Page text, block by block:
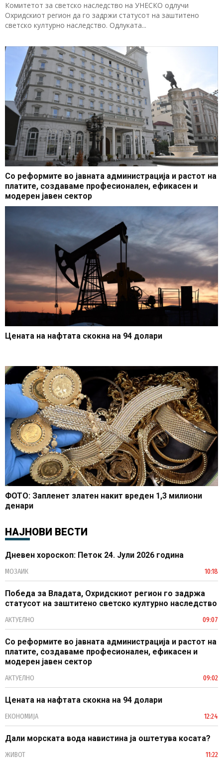
Комитетот за светско наследство на УНЕСКО одлучи
Охридскиот регион да го задржи статусот на заштитено
светско културно наследство. Одлуката...
Со реформите во јавната администрација и растот на
платите, создаваме професионален, ефикасен и
модерен јавен сектор
Цената на нафтата скокна на 94 долари
ФОТО: Запленет златен накит вреден 1,3 милиони
денари
НАЈНОВИ ВЕСТИ
Дневен хороскоп: Петок 24. Јули 2026 година
МОЗАИК 10:18
Победа за Владата, Охридскиот регион го задржа
статусот на заштитено светско културно наследство
АКТУЕЛНО 09:07
Со реформите во јавната администрација и растот на
платите, создаваме професионален, ефикасен и
модерен јавен сектор
АКТУЕЛНО 09:02
Цената на нафтата скокна на 94 долари
ЕКОНОМИЈА 12:24
Дали морската вода навистина ја оштетува косата?
ЖИВОТ 11:22